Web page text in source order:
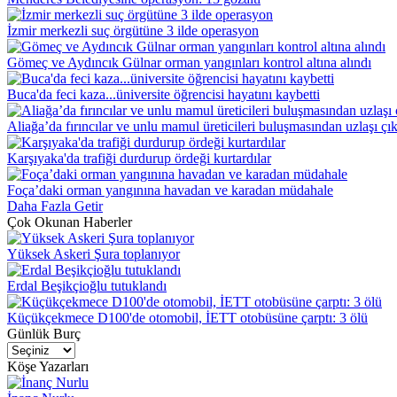
İzmir merkezli suç örgütüne 3 ilde operasyon
Gömeç ve Aydıncık Gülnar orman yangınları kontrol altına alındı
Buca'da feci kaza...üniversite öğrencisi hayatını kaybetti
Aliağa’da fırıncılar ve unlu mamul üreticileri buluşmasından uzlaşı
Karşıyaka'da trafiği durdurup ördeği kurtardılar
Foça’daki orman yangınına havadan ve karadan müdahale
Daha Fazla Getir
Çok Okunan Haberler
Yüksek Askeri Şura toplanıyor
Erdal Beşikçioğlu tutuklandı
Küçükçekmece D100'de otomobil, İETT otobüsüne çarptı: 3 ölü
Günlük Burç
Köşe Yazarları